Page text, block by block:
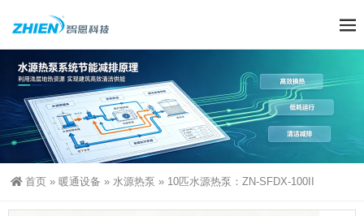
首页 » 暖通设备 » 水源热泵 » 10匹水源热泵：ZN-SFDX-100II